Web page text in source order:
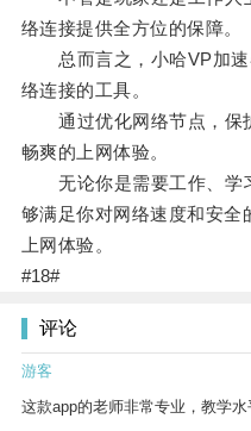
络连接提供全方位的保障。
总而言之，小哈VP加速
络连接的工具。
通过优化网络节点，保
畅爽的上网体验。
无论你是需要工作、学
够满足你对网络速度和安全
上网体验。
#18#
评论
游客
这款app的老师非常专业，教学